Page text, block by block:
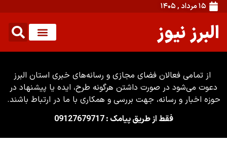
۱۵ مرداد , ۱۴۰۵
البرز نیوز
از تمامی فعالان فضای مجازی و رسانه‌های خبری استان البرز
دعوت می‌شود در صورت داشتن هرگونه طرح، ایده یا پیشنهاد در
حوزه اخبار و رسانه، جهت بررسی و همکاری با ما در ارتباط باشند.
فقط از طریق پیامک : 09127679717